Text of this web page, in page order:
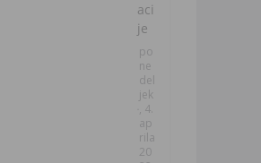
aci
je
po
ne
del
jek
, 4.
ap
rila
20